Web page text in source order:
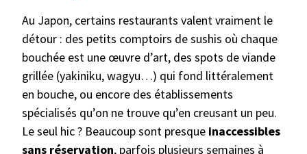
Au Japon, certains restaurants valent vraiment le
détour : des petits comptoirs de sushis où chaque
bouchée est une œuvre d’art, des spots de viande
grillée (yakiniku, wagyu…) qui fond littéralement
en bouche, ou encore des établissements
spécialisés qu’on ne trouve qu’en creusant un peu.
Le seul hic ? Beaucoup sont presque inaccessibles
sans réservation, parfois plusieurs semaines à